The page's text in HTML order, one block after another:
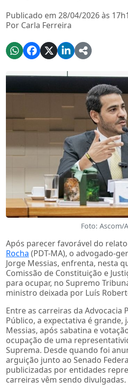
Publicado em 28/04/2026 às
Por Carla Ferreira
Foto: Ascom/
Após parecer favorável do
Rocha (PDT-MA), o advogado-
Jorge Messias, enfrenta, nesta
Comissão de Constituição e
para ocupar, no Supremo
ministro deixada por Luís
Entre as carreiras da Advocacia
Público, a expectativa é grande,
Messias, após sabatina e
ocupação de uma
Suprema. Desde quando foi
arguição junto ao Senado
publicizadas por entidades
carreiras vêm sendo divulgadas.